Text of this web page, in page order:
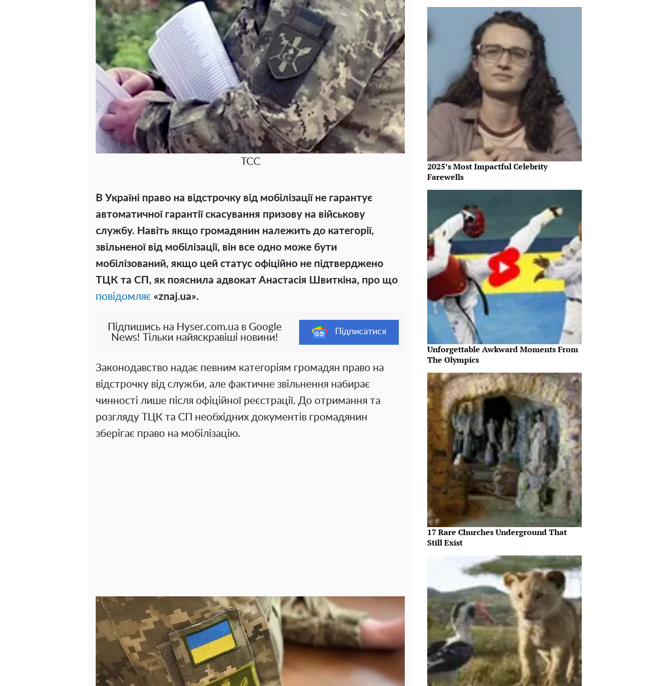
ТСС
В Україні право на відстрочку від мобілізації не гарантує
автоматичної гарантії скасування призову на військову
службу. Навіть якщо громадянин належить до категорії,
звільненої від мобілізації, він все одно може бути
мобілізований, якщо цей статус офіційно не підтверджено
ТЦК та СП, як пояснила адвокат Анастасія Швиткіна, про що
повідомляє «znaj.ua».
Підпишись на Hyser.com.ua в Google
News! Тільки найяскравіші новини!
Підписатися
Законодавство надає певним категоріям громадян право на
відстрочку від служби, але фактичне звільнення набирає
чинності лише після офіційної реєстрації. До отримання та
розгляду ТЦК та СП необхідних документів громадянин
зберігає право на мобілізацію.
2025’s Most Impactful Celebrity
Farewells
Unforgettable Awkward Moments From
The Olympics
17 Rare Churches Underground That
Still Exist